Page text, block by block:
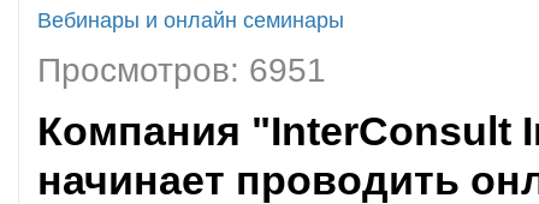
Вебинары и онлайн семинары
Просмотров: 6951
Компания "InterConsult
начинает проводить